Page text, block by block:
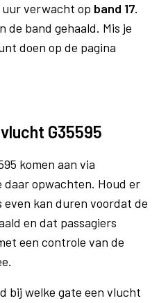
uur verwacht op band 17.
de band gehaald. Mis je
doen op de pagina
G35595
komen aan via
daar opwachten. Houd er
even kan duren voordat de
en dat passagiers
een controle van de
bij welke gate een vlucht